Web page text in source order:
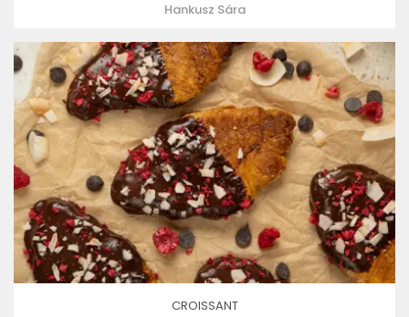
Hankusz Sára
CROISSANT